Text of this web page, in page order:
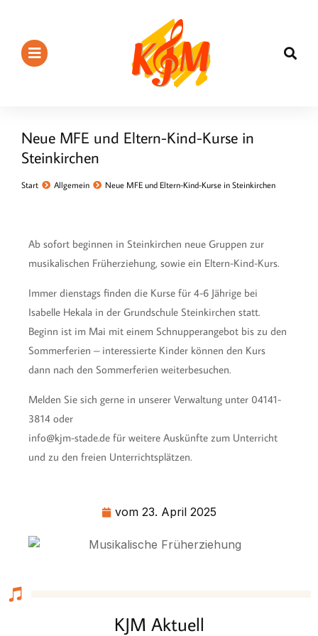
Neue MFE und Eltern-Kind-Kurse in
Steinkirchen
Sie befinden sich hier:
Start Allgemein Neue MFE und Eltern-Kind-Kurse in Steinkirchen
Ab sofort beginnen in Steinkirchen neue Gruppen zur
musikalischen Früherziehung, sowie ein Eltern-Kind-Kurs.
Immer dienstags finden die Kurse für 4-6 Jährige bei
Isabelle Hekala in der Grundschule Steinkirchen statt.
Beginn ist im Mai mit einem Schnupperangebot bis zu den
Sommerferien – interessierte Kinder können den Kurs
dann nach den Sommerferien weiterbesuchen.
Melden Sie sich gerne in unserer Verwaltung unter 04141-
3814 oder
info@kjm-stade.de für weitere Auskünfte zum Unterricht
und zu den freien Unterrichtsplätzen.
vom 23. April 2025
KJM Aktuell